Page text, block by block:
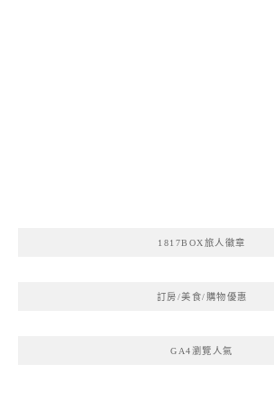
1817BOX旅人徽章
訂房/美食/購物優惠
GA4瀏覽人氣